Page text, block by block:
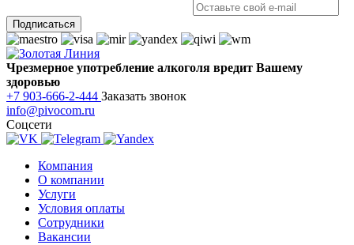
Чрезмерное употребление алкоголя вредит Вашему
здоровью
+7 903-666-2-444 Заказать звонок
info@pivocom.ru
Соцсети
Компания
О компании
Услуги
Условия оплаты
Сотрудники
Вакансии